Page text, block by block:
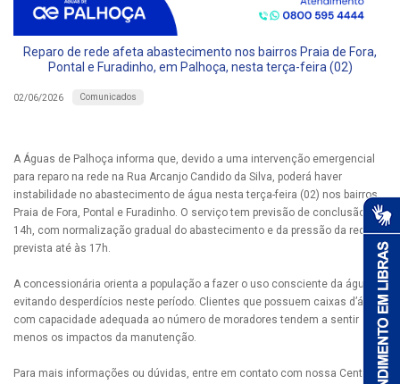
Reparo de rede afeta abastecimento nos bairros Praia de Fora,
Pontal e Furadinho, em Palhoça, nesta terça-feira (02)
02/06/2026 Comunicados
A Águas de Palhoça informa que, devido a uma intervenção emergencial
para reparo na rede na Rua Arcanjo Candido da Silva, poderá haver
instabilidade no abastecimento de água nesta terça-feira (02) nos bairros
Praia de Fora, Pontal e Furadinho. O serviço tem previsão de conclusão às
14h, com normalização gradual do abastecimento e da pressão da rede
prevista até às 17h.
A concessionária orienta a população a fazer o uso consciente da água,
evitando desperdícios neste período. Clientes que possuem caixas d’água
com capacidade adequada ao número de moradores tendem a sentir
menos os impactos da manutenção.
Para mais informações ou dúvidas, entre em contato com nossa Central